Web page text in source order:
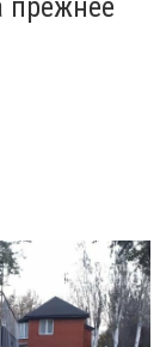
прежнее